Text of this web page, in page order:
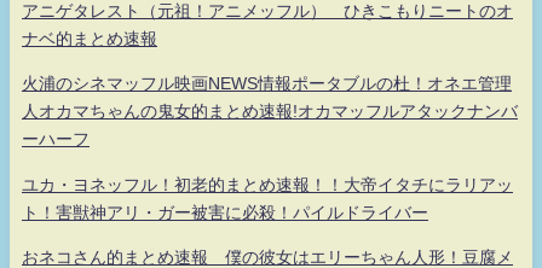
アニゲタレスト（元祖！アニメッフル） ひきこもりニートのオ
ナベ的まとめ速報
火浦のシネマッフル映画NEWS情報ポータブルの杜！オネエ管理
人オカマちゃんの鬼女的まとめ速報!オカマッフルアタックナンバ
ーハーフ
ユカ・ヨネッフル！初老的まとめ速報！！大帝イタチにラリアッ
ト！害獣神アリ・ガー被害に必殺！パイルドライバー
おネコさん的まとめ速報 僕の彼女はエリーちゃん人形！豆腐メ